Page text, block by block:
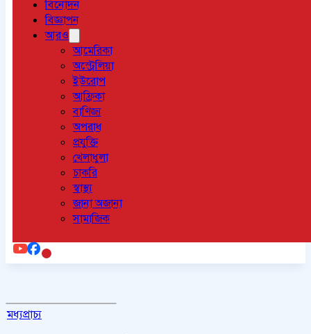
বিনোদন
বিজ্ঞাপন
আরও
আমেরিকা
অস্ট্রেলিয়া
ইউরোপ
আফ্রিকা
বাণিজ্য
অপরাধ
প্রযুক্তি
খেলাধুলা
চাকরি
স্বাস্থ্য
জানা অজানা
সামাজিক
মধ্যপ্রাচ্য